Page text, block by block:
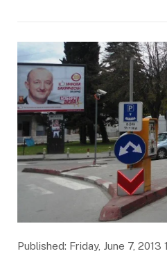
Published: Friday, June 7, 2013